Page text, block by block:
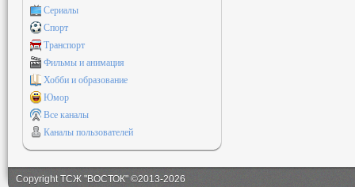
Сериалы
Спорт
Транспорт
Фильмы и анимация
Хобби и образование
Юмор
Все каналы
Каналы пользователей
Copyright ТСЖ "ВОСТОК" ©2013-2026